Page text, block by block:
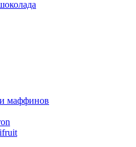
и маффинов